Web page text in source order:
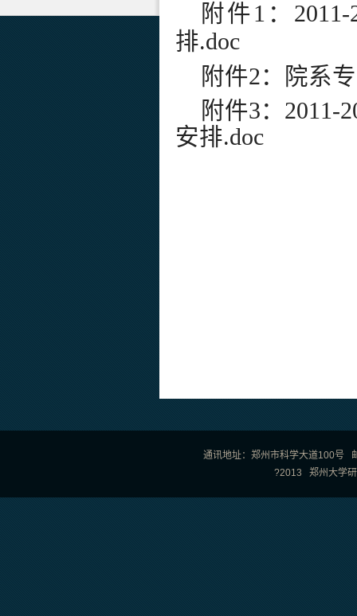
附件 1 ：
排.doc
附件2：
院系
附件3： 2011-
安排.doc
通讯地址：郑州市科学大道100
?2013 郑州大学